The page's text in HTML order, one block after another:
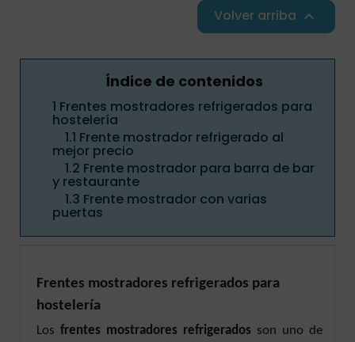
Volver arriba 
Índice de contenidos
1 Frentes mostradores refrigerados para
hostelería
1.1 Frente mostrador refrigerado al
mejor precio
1.2 Frente mostrador para barra de bar
y restaurante
1.3 Frente mostrador con varias
puertas
Frentes mostradores refrigerados para
hostelería
Los frentes mostradores refrigerados son uno de